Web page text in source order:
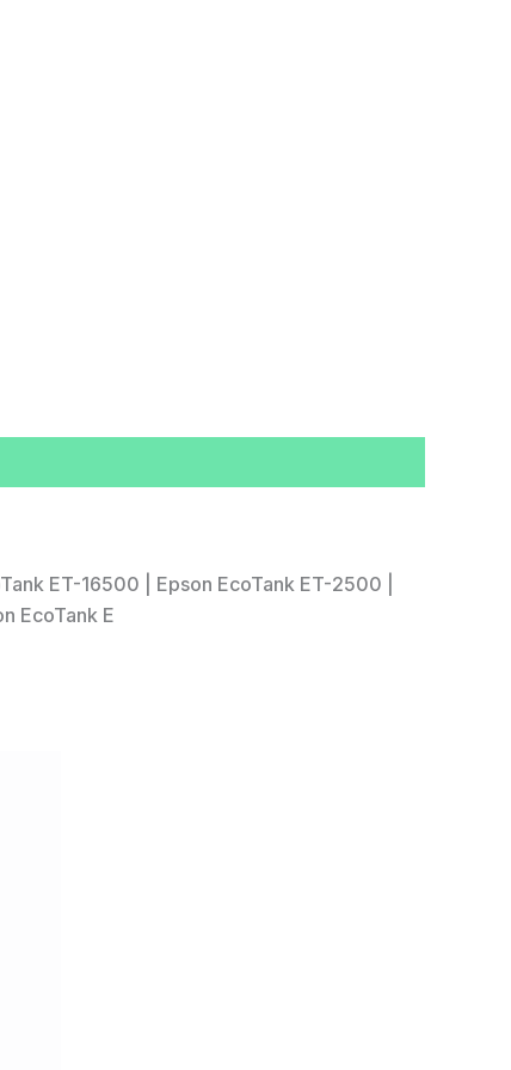
ET-16500 | Epson EcoTank ET-2500 |
EcoTank E